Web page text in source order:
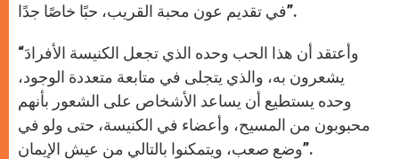
في تقديم عون محبة القريب، حبًا خاصًا جدًا”.
“وأعتقد أن هذا الحب وحده الذي تجعل الكنيسة الأفرادَ
يشعرون به، والذي يتجلى في متابعة متعددة الوجود،
وحده يستطيع أن يساعد الأشخاص على الشعور بأنهم
محبوبون من المسيح، وأعضاء في الكنيسة، حتى ولو في
وضع صعب، ويتمكنوا بالتالي من عيش الإيمان”.